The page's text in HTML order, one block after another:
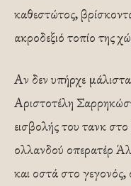
καθεστώτος,
ακροδεξιό τοπίο της
Αν δεν υπήρχε
Αριστοτέλη
εισβολής του τανκ
ολλανδού οπερατέρ
και οστά στο γεγονός,